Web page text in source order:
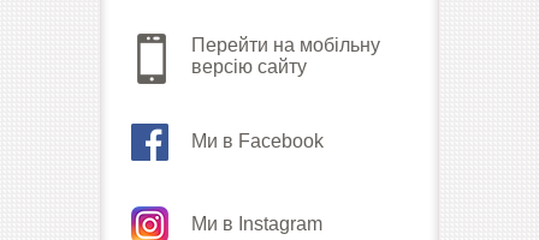
Перейти на мобільну
версію сайту
Ми в Facebook
Ми в Instagram